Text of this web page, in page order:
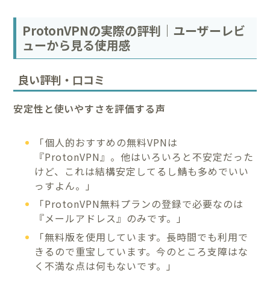
ProtonVPNの実際の評判｜ユーザーレビ
ューから見る使用感
良い評判・口コミ
安定性と使いやすさを評価する声
「個人的おすすめの無料VPNは
『ProtonVPN』。他はいろいろと不安定だった
けど、これは結構安定してるし鯖も多めでいい
っすよん。」
「ProtonVPN無料プランの登録で必要なのは
『メールアドレス』のみです。」
「無料版を使用しています。長時間でも利用で
きるので重宝しています。今のところ支障はな
く不満な点は何もないです。」